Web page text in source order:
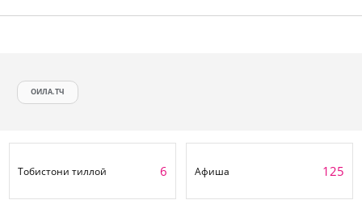
ОИЛА.ТЧ
Тобистони тиллоӣ 6 Афиша 125